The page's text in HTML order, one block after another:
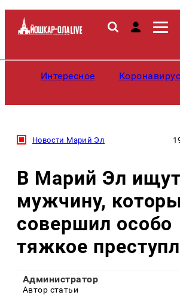
Интересное Коронавирус
Новости Марий Эл
В Марий Эл ищут
мужчину,
совершил особо
тяжкое
Администратор
Автор статьи